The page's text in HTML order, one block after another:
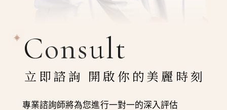
Consult
立即諮詢 開啟你的美麗時刻
專業諮詢師將為您進行一對一的深入評估